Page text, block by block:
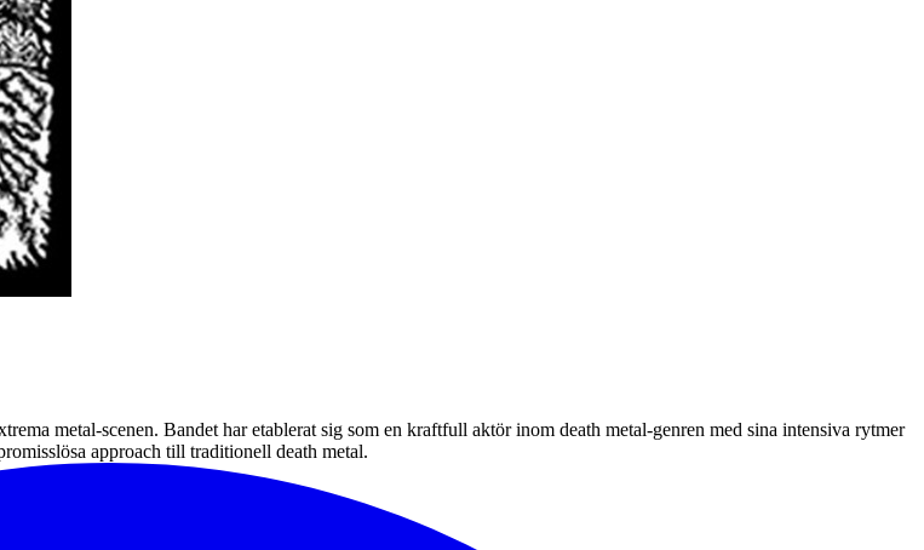
metal-scenen. Bandet har etablerat sig som en kraftfull aktör inom death metal-genren med sina intensiva rytmer
approach till traditionell death metal.